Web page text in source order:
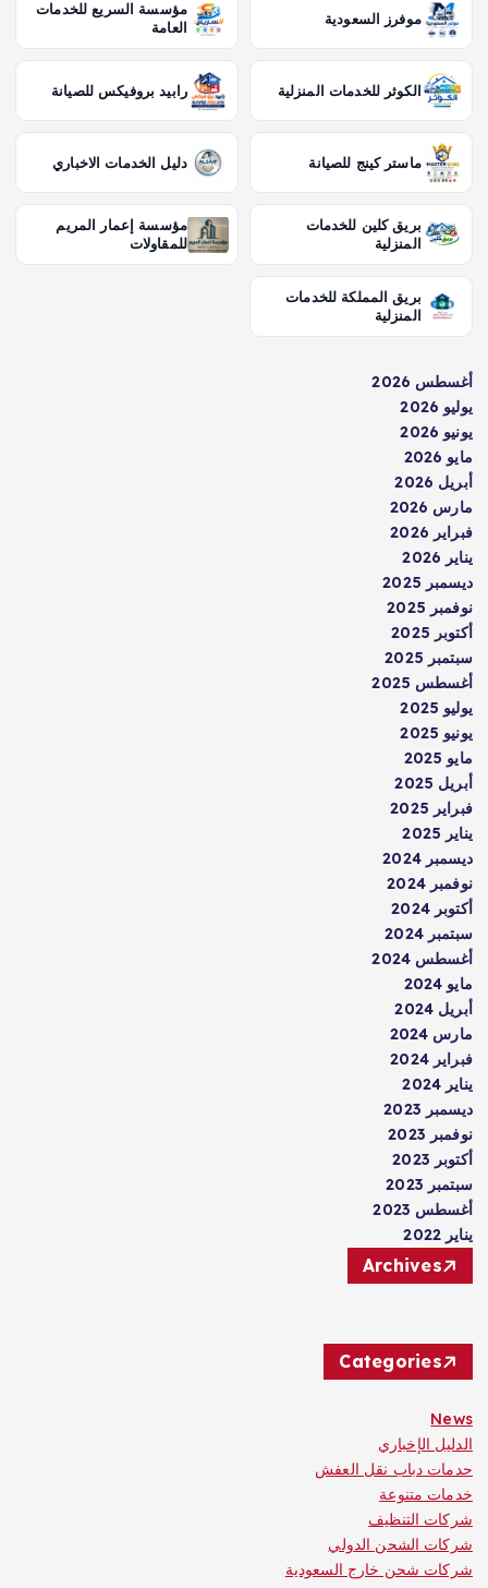
موفرز السعودية
مؤسسة السريع للخدمات
العامة
الكوثر للخدمات المنزلية رابيد بروفيكس للصيانة
ماستر كينج للصيانة دليل الخدمات الاخباري
بريق كلين للخدمات
المنزلية
مؤسسة إعمار المريم
للمقاولات
بريق المملكة للخدمات
المنزلية
أغسطس 2026
يوليو 2026
يونيو 2026
مايو 2026
أبريل 2026
مارس 2026
فبراير 2026
يناير 2026
ديسمبر 2025
نوفمبر 2025
أكتوبر 2025
سبتمبر 2025
أغسطس 2025
يوليو 2025
يونيو 2025
مايو 2025
أبريل 2025
فبراير 2025
يناير 2025
ديسمبر 2024
نوفمبر 2024
أكتوبر 2024
سبتمبر 2024
أغسطس 2024
مايو 2024
أبريل 2024
مارس 2024
فبراير 2024
يناير 2024
ديسمبر 2023
نوفمبر 2023
أكتوبر 2023
سبتمبر 2023
أغسطس 2023
يناير 2022
Archives
Categories
News
الدليل الإخباري
حدمات دباب نقل العفش
خدمات متنوعة
شركات التنظيف
شركات الشحن الدولي
شركات شحن خارج السعودية